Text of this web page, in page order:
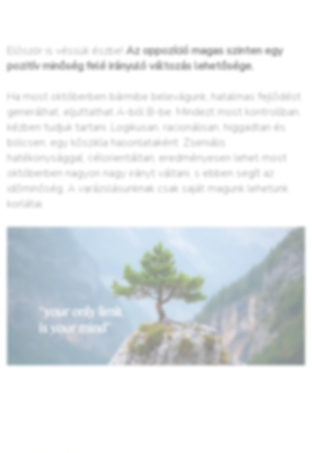
Először is véssük észbe! Az oppozíció magas szinten egy
pozitív minőség felé irányuló változás lehetősége.
Ha most októberben bármibe belevágunk, hatalmas fejlődést
generálhat, eljuttathat A-ból B-be. Mindezt most kontrollban,
kézben tudjuk tartani. Logikusan, racionálisan, higgadtan és
bölcsen, egy kőszikla hasonlataként. Zseniális
hatékonysággal, célorientáltan, eredményesen lehet most
októberben nagyon nagy irányt váltani, s ebben segít az
időminőség. A varázslásunknak csak saját magunk lehetünk
korlátai.